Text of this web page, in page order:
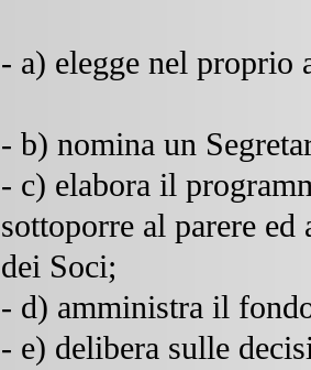
- a) elegge nel proprio
- b) nomina un
- c) elabora il
sottoporre al parere
dei Soci;
- d) amministra il
- e) delibera sulle